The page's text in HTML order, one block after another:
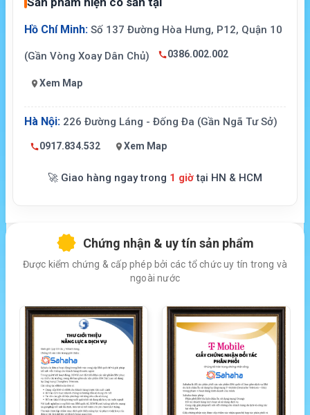
Hồ Chí Minh: Số 137 Đường Hòa Hưng, P12, Quận 10
(Gần Vòng Xoay Dân Chủ) 0386.002.002
Xem Map
Hà Nội: 226 Đường Láng - Đống Đa (Gần Ngã Tư Sở)
0917.834.532 Xem Map
🚀 Giao hàng ngay trong 1 giờtại HN & HCM
Chứng nhận & uy tín sản phẩm
Được kiểm chứng & cấp phép bởi các tổ chức uy tín trong và
ngoài nước